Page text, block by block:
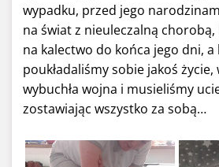
wypadku, przed jego
na świat z nieuleczalną chorobą,
na kalectwo do końca jego dni, a
poukładaliśmy sobie jakoś
wybuchła wojna i musieliśmy
zostawiając wszystko za sobą…